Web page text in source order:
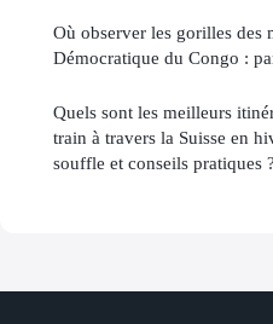
Où observer les gorilles des
Démocratique du Congo :
Quels sont les meilleurs
train à travers la Suisse en
souffle et conseils pratiques ?